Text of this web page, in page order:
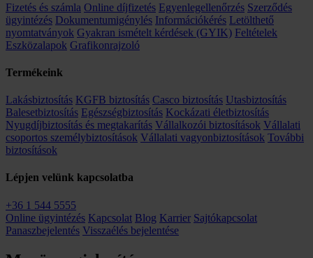
Fizetés és számla Online díjfizetés Egyenlegellenőrzés Szerződés
ügyintézés Dokumentumigénylés Információkérés Letölthető
nyomtatványok Gyakran ismételt kérdések (GYIK) Feltételek
Eszközalapok Grafikonrajzoló
Termékeink
Lakásbiztosítás KGFB biztosítás Casco biztosítás Utasbiztosítás
Balesetbiztosítás Egészségbiztosítás Kockázati életbiztosítás
Nyugdíjbiztosítás és megtakarítás Vállalkozói biztosítások Vállalati
csoportos személybiztosítások Vállalati vagyonbiztosítások További
biztosítások
Lépjen velünk kapcsolatba
+36 1 544 5555
Online ügyintézés Kapcsolat Blog Karrier Sajtókapcsolat
Panaszbejelentés Visszaélés bejelentése